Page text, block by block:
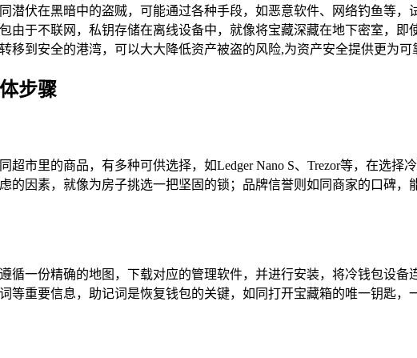
潜伏在黑暗中的盗贼，可能通过各种手段，如恶意软件、网络钓鱼等
由于不联网，私钥存储在离线设备中，就像将宝藏深藏在地下密室，
移到安全的港湾，可以大大降低资产被盗的风险,为资产安全提供更为可
步骤
超市里的商品，有多种可供选择，如Ledger Nano S、Trezor等，在选
的因素，就像为房子挑选一把坚固的锁；品牌信誉则如同商家的口碑
循一份精确的地图，下载对应的管理软件，并进行安装，将冷钱包设
等重要信息，助记词是恢复钱包的关键，如同打开宝藏箱的唯一钥匙，